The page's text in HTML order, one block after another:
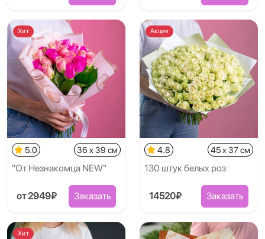
Хит
5.0 36 x 39 см
"От Незнакомца NEW"
от 2949₽ Заказать
Акция
4.8 45 x 37 см
130 штук белых роз
14520₽ Заказать
Хит